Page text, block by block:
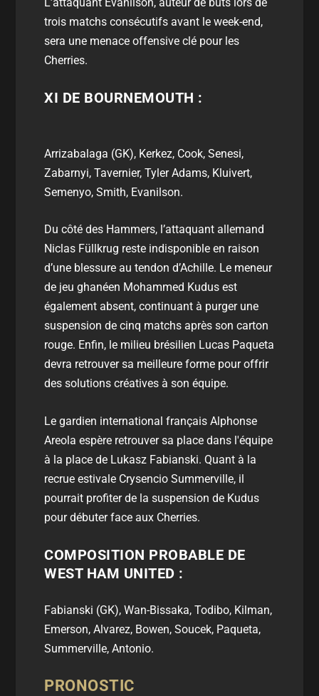
trois matchs consécutifs avant le week-end,
sera une menace offensive clé pour les
Cherries.
XI DE BOURNEMOUTH :
Arrizabalaga (GK), Kerkez, Cook, Senesi,
Zabarnyi, Tavernier, Tyler Adams, Kluivert,
Semenyo, Smith, Evanilson.
Du côté des Hammers, l’attaquant allemand
Niclas Füllkrug reste indisponible en raison
d’une blessure au tendon d’Achille. Le meneur
de jeu ghanéen Mohammed Kudus est
également absent, continuant à purger une
suspension de cinq matchs après son carton
rouge. Enfin, le milieu brésilien Lucas Paqueta
devra retrouver sa meilleure forme pour offrir
des solutions créatives à son équipe.
Le gardien international français Alphonse
Areola espère retrouver sa place dans l'équipe
à la place de Lukasz Fabianski. Quant à la
recrue estivale Crysencio Summerville, il
pourrait profiter de la suspension de Kudus
pour débuter face aux Cherries.
COMPOSITION PROBABLE DE
WEST HAM UNITED :
Fabianski (GK), Wan-Bissaka, Todibo, Kilman,
Emerson, Alvarez, Bowen, Soucek, Paqueta,
Summerville, Antonio.
PRONOSTIC